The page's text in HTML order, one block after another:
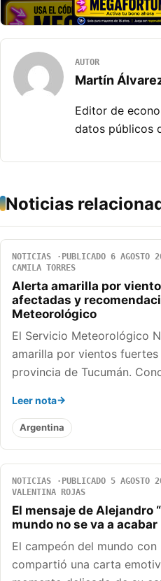
AUTOR
Martín
Editor de
datos públicos
Noticias
NOTICIAS PUBLICADO 6 AGOSTO
CAMILA TORRES
Alerta amarilla por
afectadas y
Meteorológico
El Servicio Meteorológico
amarilla por vientos
provincia de Tucumán.
Leer nota
Argentina
NOTICIAS PUBLICADO 5 AGOSTO
VALENTINA ROJAS
El mensaje de Alejandro
mundo no se va a acabar
El campeón del mundo
compartió una carta